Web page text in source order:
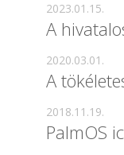
A
2023.01.15.
A
2020.03.01.
PalmOS
2018.11.19.